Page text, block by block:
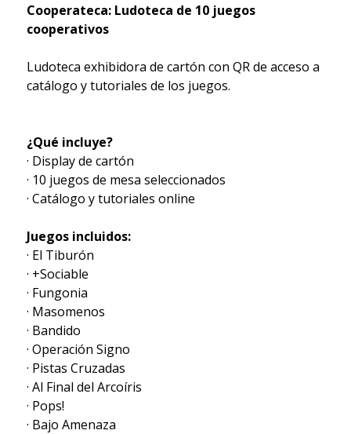
Cooperateca: Ludoteca de 10 juegos
cooperativos
Ludoteca exhibidora de cartón con QR de acceso a
catálogo y tutoriales de los juegos.
¿Qué incluye?
· Display de cartón
· 10 juegos de mesa seleccionados
· Catálogo y tutoriales online
Juegos incluidos:
· El Tiburón
· +Sociable
· Fungonia
· Masomenos
· Bandido
· Operación Signo
· Pistas Cruzadas
· Al Final del Arcoíris
· Pops!
· Bajo Amenaza